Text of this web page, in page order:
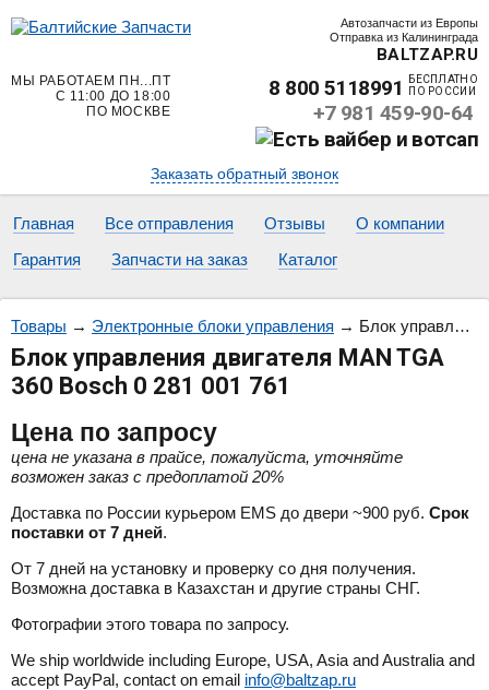
Автозапчасти из Европы
Отправка из Калининграда
BALTZAP.RU
МЫ РАБОТАЕМ ПН...ПТ
С 11:00 ДО 18:00
ПО МОСКВЕ
8 800 5118991
БЕСПЛАТНО
ПО РОССИИ
+7 981 459-90-64
Заказать обратный звонок
Главная Все отправления Отзывы
О компании
Гарантия
Запчасти на заказ Каталог
Товары → Электронные блоки управления → Блок управления двигателя MAN TGA 360 Bosch 0 281 001 761
Блок управления двигателя MAN TGA
360 Bosch 0 281 001 761
Цена по запросу
цена не указана в прайсе, пожалуйста, уточняйте
возможен заказ с предоплатой 20%
Доставка по России курьером EMS до двери ~900 руб. Срок
поставки от 7 дней.
От 7 дней на установку и проверку со дня получения.
Возможна доставка в Казахстан и другие страны СНГ.
Фотографии этого товара по запросу.
We ship worldwide including Europe, USA, Asia and Australia and
accept PayPal, contact on email info@baltzap.ru